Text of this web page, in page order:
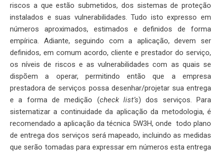
riscos a que estão submetidos, dos sistemas de proteção
instalados e suas vulnerabilidades. Tudo isto expresso em
números aproximados, estimados e definidos de forma
empírica. Adiante, seguindo com a aplicação, devem ser
definidos, em comum acordo, cliente e prestador do serviço,
os níveis de riscos e as vulnerabilidades com as quais se
dispõem a operar, permitindo então que a empresa
prestadora de serviços possa desenhar/projetar sua entrega
e a forma de medição (check list’s) dos serviços. Para
sistematizar a continuidade da aplicação da metodologia, é
recomendado a aplicação da técnica 5W3H, onde todo plano
de entrega dos serviços será mapeado, incluindo as medidas
que serão tomadas para expressar em números esta entrega